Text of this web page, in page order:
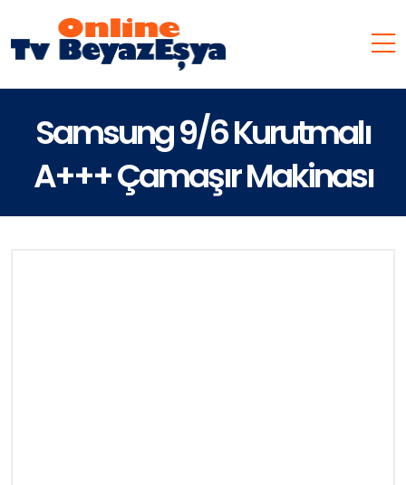
Samsung 9/6 Kurutmalı
A+++ Çamaşır Makinası